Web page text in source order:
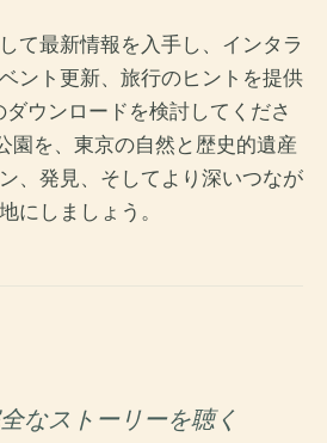
て最新情報を入手し、インタラ
ント更新、旅行のヒントを提供
ウンロードを検討してくださ
を、東京の自然と歴史的遺産
、発見、そしてより深いつなが
にしましょう。
なストーリーを聴く